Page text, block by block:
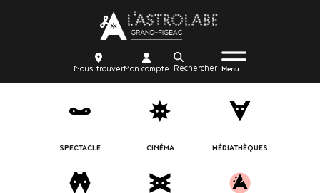
au
principal
Body
trouver
Nous trouvercompte
Mon compte
Recherche
Menu
burger
Body
icon_trigger
Menu
SPECTACLE CINÉMA MÉDIATHÈQUES